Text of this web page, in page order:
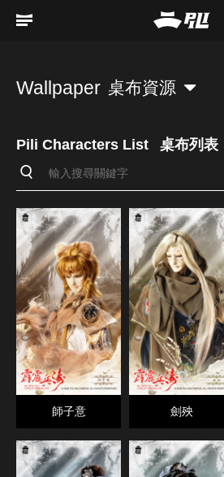
Wallpaper 桌布資源
Pili Characters List 桌布列表
師子意 劍殃